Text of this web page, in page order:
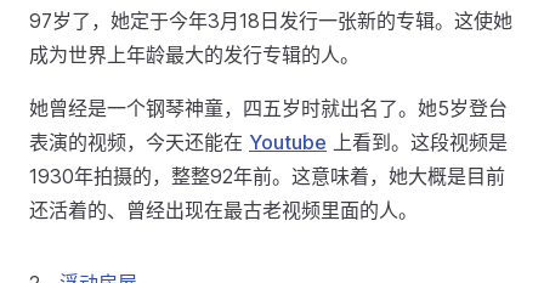
97岁了，她定于今年3月18日发行一张新的专辑。这使她
成为世界上年龄最大的发行专辑的人。
她曾经是一个钢琴神童，四五岁时就出名了。她5岁登台
表演的视频，今天还能在 Youtube 上看到。这段视频是
1930年拍摄的，整整92年前。这意味着，她大概是目前
还活着的、曾经出现在最古老视频里面的人。